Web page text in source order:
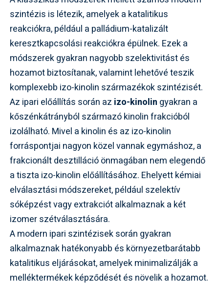
szintézis is létezik, amelyek a katalitikus
reakciókra, például a palládium-katalizált
keresztkapcsolási reakciókra épülnek. Ezek a
módszerek gyakran nagyobb szelektivitást és
hozamot biztosítanak, valamint lehetővé teszik
komplexebb izo-kinolin származékok szintézisét.
Az ipari előállítás során az izo-kinolin gyakran a
kőszénkátrányból származó kinolin frakcióból
izolálható. Mivel a kinolin és az izo-kinolin
forráspontjai nagyon közel vannak egymáshoz, a
frakcionált desztilláció önmagában nem elegendő
a tiszta izo-kinolin előállításához. Ehelyett kémiai
elválasztási módszereket, például szelektív
sóképzést vagy extrakciót alkalmaznak a két
izomer szétválasztására.
A modern ipari szintézisek során gyakran
alkalmaznak hatékonyabb és környezetbarátabb
katalitikus eljárásokat, amelyek minimalizálják a
melléktermékek képződését és növelik a hozamot.